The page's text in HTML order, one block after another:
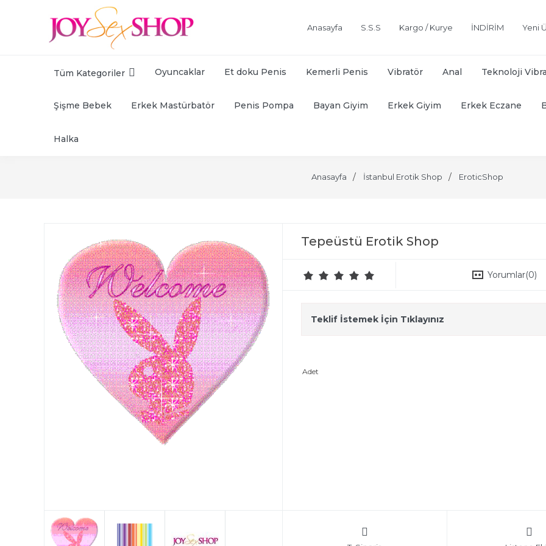
Anasayfa S.S.S Kargo / Kurye İNDİRİM Yeni
Tüm Kategoriler Oyuncaklar Et doku Penis Kemerli Penis Vibratör Anal Teknoloji
Şişme Bebek Erkek Mastürbatör Penis Pompa Bayan Giyim Erkek Giyim Erkek Eczane
Halka
Anasayfa İstanbul Erotik Shop EroticShop
Tepeüstü Erotik Shop
Yorumlar(0)
Teklif İstemek İçin Tıklayınız
Adet